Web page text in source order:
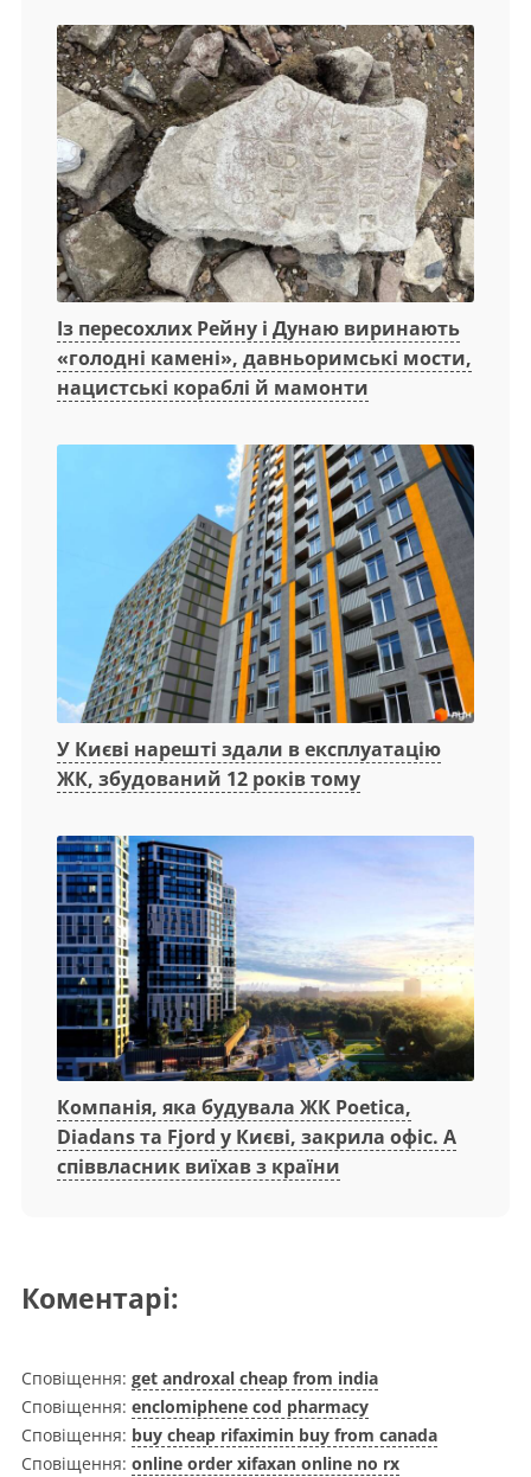
Із пересохлих Рейну і Дунаю виринають
«голодні камені», давньоримські мости,
нацистські кораблі й мамонти
У Києві нарешті здали в експлуатацію
ЖК, збудований 12 років тому
Компанія, яка будувала ЖК Poetica,
Diadans та Fjord у Києві, закрила офіс. А
співвласник виїхав з країни
Коментарі:
Сповіщення: get androxal cheap from india
Сповіщення: enclomiphene cod pharmacy
Сповіщення: buy cheap rifaximin buy from canada
Сповіщення: online order xifaxan online no rx